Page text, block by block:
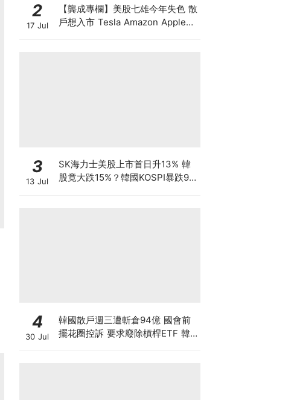
2
17 Jul
【龔成專欄】美股七雄今年失色 散
戶想入市 Tesla Amazon Apple誰
3
13 Jul
SK海力士美股上市首日升13% 韓
股竟大跌15%？韓國KOSPI暴跌9%
4
30 Jul
韓國散戶週三遭斬倉94億 國會前
擺花圈控訴 要求廢除槓桿ETF 韓